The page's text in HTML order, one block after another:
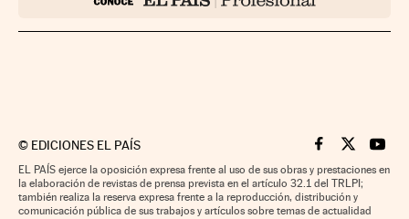
© EDICIONES EL PAÍS Cinco Días en
Cinco Días
Cinco
EL PAÍS ejerce la oposición expresa frente al uso de sus obras y prestaciones en
la elaboración de revistas de prensa prevista en el artículo 32.1 del TRLPI;
también realiza la reserva expresa frente a la reproducción, distribución y
comunicación pública de sus trabajos y artículos sobre temas de actualidad